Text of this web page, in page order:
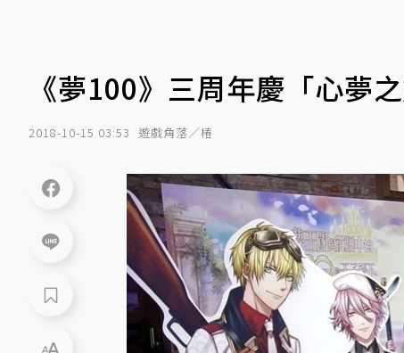
《夢100》三周年慶「心夢
2018-10-15 03:53 遊戲角落／椿